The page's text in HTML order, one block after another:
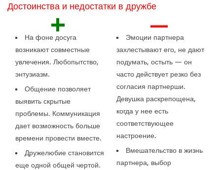
Достоинства и недостатки в дружбе
+
На фоне досуга
возникают совместные
увлечения. Любопытство,
энтузиазм.
Общение позволяет
выявить скрытые
проблемы. Коммуникация
дает возможность больше
времени провести вместе.
Дружелюбие становится
еще одной общей чертой.
—
Эмоции партнера
захлестывают его, не дают
подумать, остыть — он
часто действует резко без
согласия партнерши.
Девушка раскрепощена,
когда у нее есть
соответствующее
настроение.
Вмешательство в жизнь
партнера, выбор